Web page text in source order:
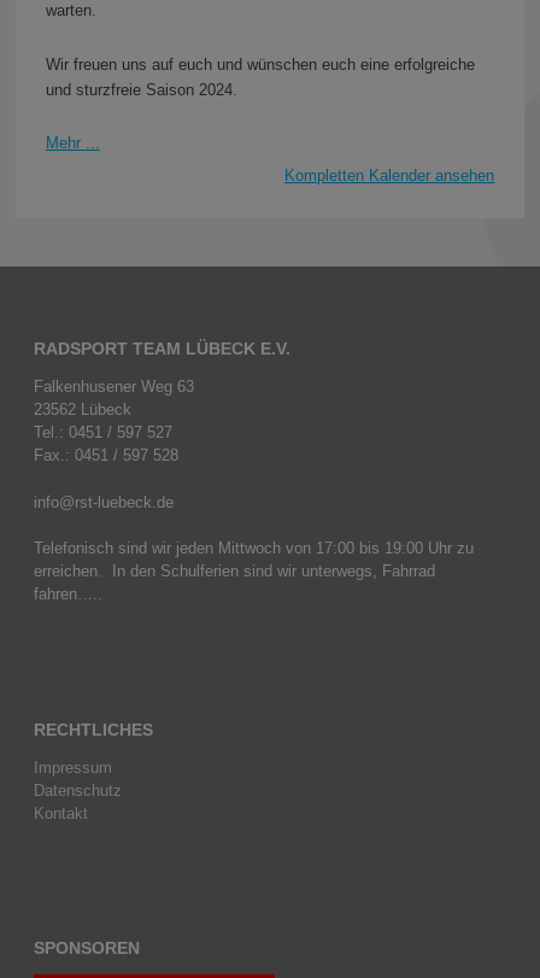
warten.
Wir freuen uns auf euch und wünschen euch eine erfolgreiche
und sturzfreie Saison 2024.
Mehr ...
Kompletten Kalender ansehen
RADSPORT TEAM LÜBECK E.V.
Falkenhusener Weg 63
23562 Lübeck
Tel.: 0451 / 597 527
Fax.: 0451 / 597 528
info@rst-luebeck.de
Telefonisch sind wir jeden Mittwoch von 17:00 bis 19:00 Uhr zu
erreichen. In den Schulferien sind wir unterwegs, Fahrrad
fahren…..
RECHTLICHES
Impressum
Datenschutz
Kontakt
SPONSOREN